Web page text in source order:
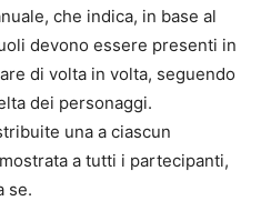
che indica, in base al
devono essere presenti in
di volta in volta, seguendo
dei personaggi.
una a ciascun
a tutti i partecipanti,
se.